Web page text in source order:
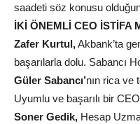
saadeti söz konusu
İKİ ÖNEMLİ CEO İSTİFA
Zafer Kurtul,Akbank’ta
başarılarla dolu. Sabancı
Güler Sabancı’nın rica ve
Uyumlu ve başarılı bir
Soner Gedik, Hesap